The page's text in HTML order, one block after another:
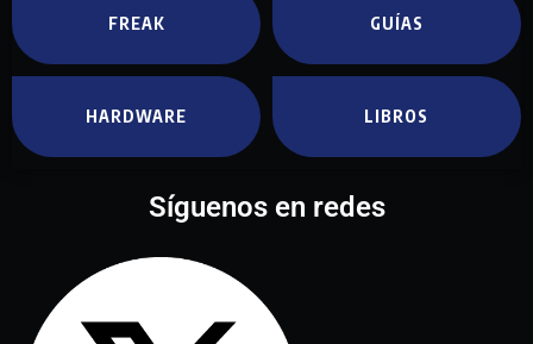
FREAK GUÍAS
HARDWARE LIBROS
Síguenos en redes